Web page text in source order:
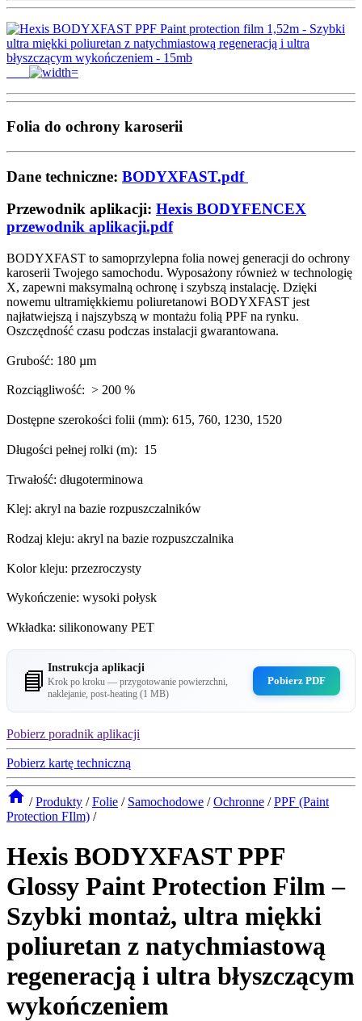
Folia do ochrony karoserii
Dane techniczne: BODYXFAST.pdf
Przewodnik aplikacji: Hexis BODYFENCEX
przewodnik aplikacji.pdf
BODYXFAST to samoprzylepna folia nowej generacji do ochrony
karoserii Twojego samochodu. Wyposażony również w technologię
X, zapewni maksymalną ochronę i szybszą instalację. Dzięki
nowemu ultramiękkiemu poliuretanowi BODYXFAST jest
najłatwiejszą i najszybszą w montażu folią PPF na rynku.
Oszczędność czasu podczas instalacji gwarantowana.
Grubość: 180 µm
Rozciągliwość: > 200 %
Dostępne szerokości folii (mm): 615, 760, 1230, 1520
Długości pełnej rolki (m): 15
Trwałość: długoterminowa
Klej: akryl na bazie rozpuszczalników
Rodzaj kleju: akryl na bazie rozpuszczalnika
Kolor kleju: przezroczysty
Wykończenie: wysoki połysk
Wkładka: silikonowany PET
📘 Instrukcja aplikacji
Krok po kroku — przygotowanie powierzchni,
naklejanie, post-heating (1 MB)
Pobierz PDF
Pobierz poradnik aplikacji
Pobierz kartę techniczną
/ Produkty / Folie / Samochodowe / Ochronne / PPF (Paint
Protection FIlm) /
Hexis BODYXFAST PPF
Glossy Paint Protection Film –
Szybki montaż, ultra miękki
poliuretan z natychmiastową
regeneracją i ultra błyszczącym
wykończeniem